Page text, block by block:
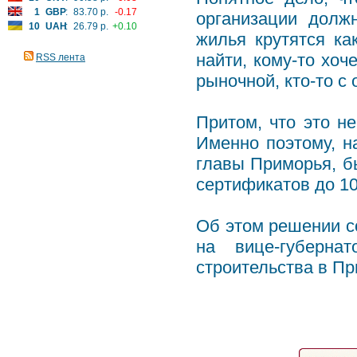
1 GBP: 83.70 р. -0.17
10 UAH: 26.79 р. +0.10
RSS лента
организации
жилья крутятся
найти, кому-то
рыночной, кто-то с
Притом, что это
Именно поэтому,
главы Приморья,
сертификатов до
Об этом решении
на вице-
строительства в